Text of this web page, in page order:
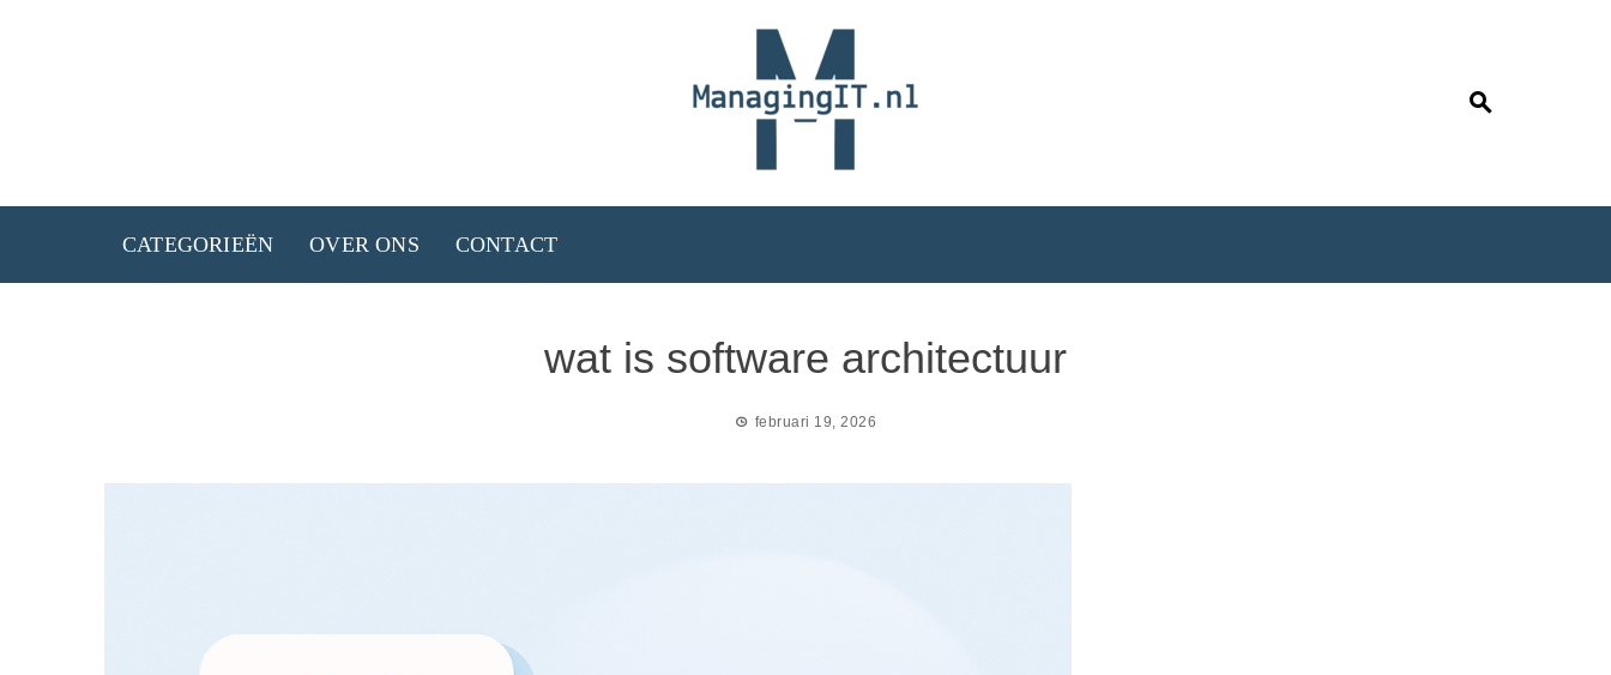
CATEGORIEËN OVER ONS CONTACT
wat is software architectuur
februari 19, 2026